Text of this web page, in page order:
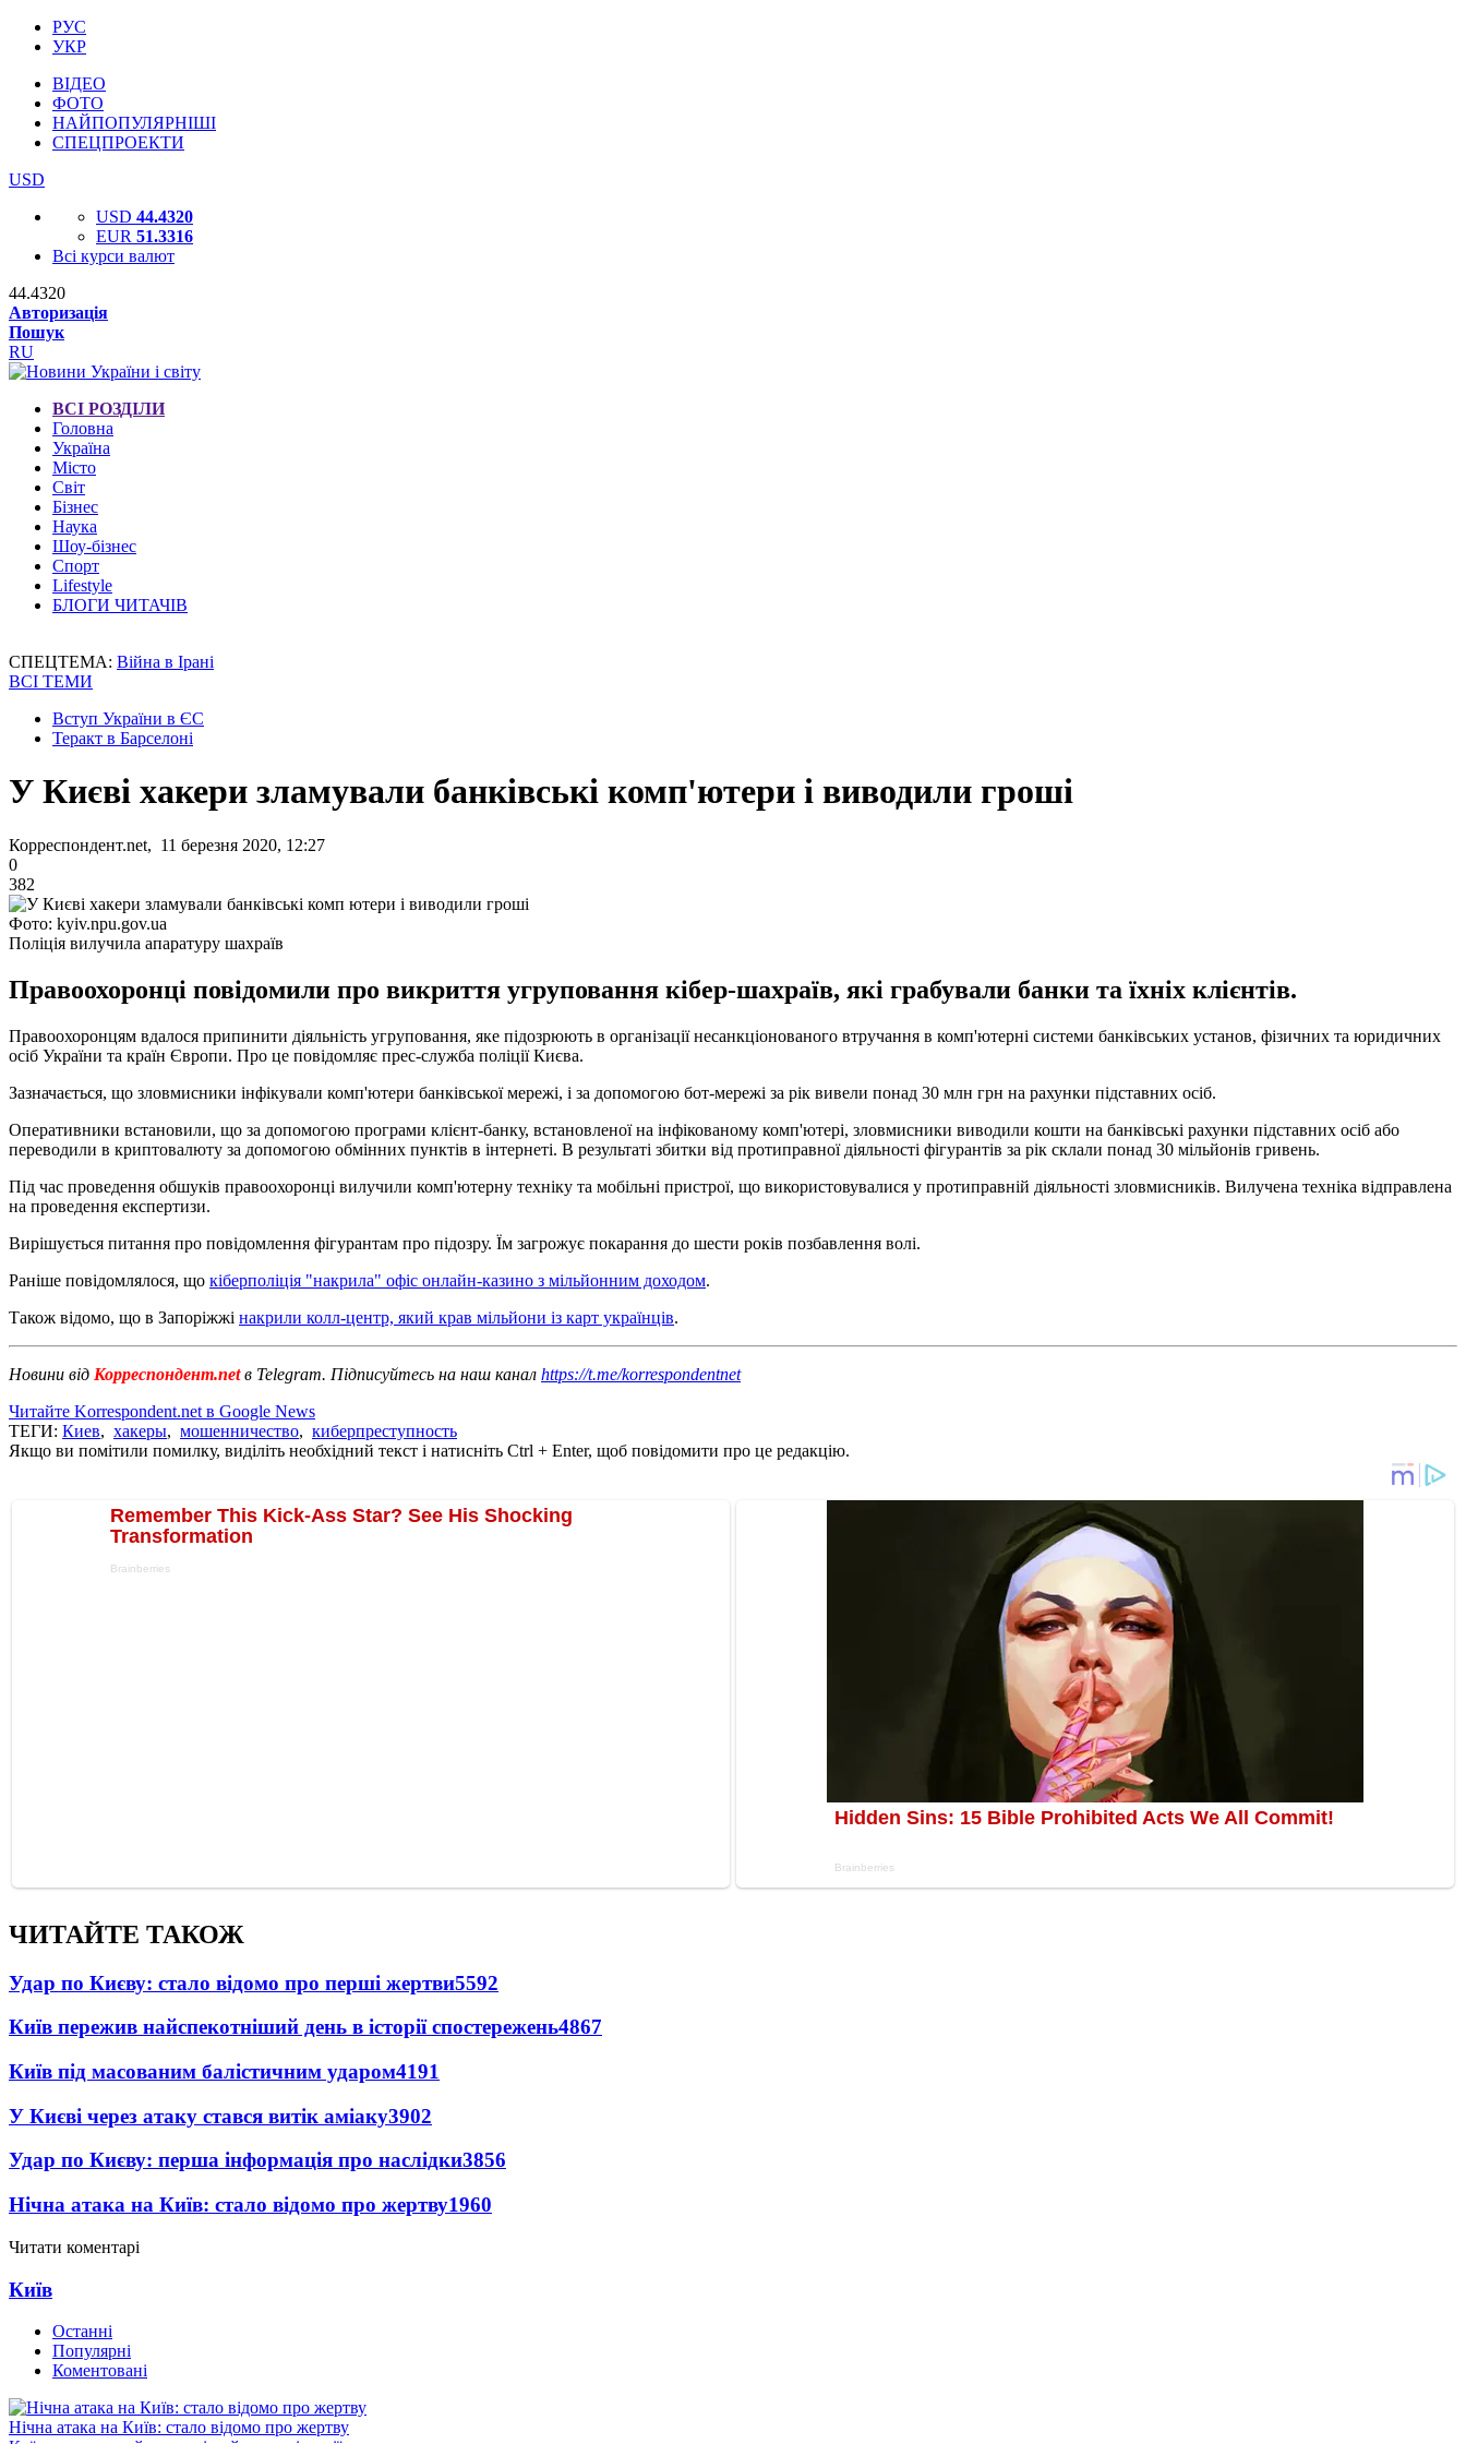
РУС
УКР
ВІДЕО
ФОТО
НАЙПОПУЛЯРНІШІ
СПЕЦПРОЕКТИ
USD
USD 44.4320
EUR 51.3316
Всі курси валют
44.4320
Авторизація
Пошук
RU
ВСІ РОЗДІЛИ
Головна
Україна
Місто
Світ
Бізнес
Наука
Шоу-бізнес
Спорт
Lifestyle
БЛОГИ ЧИТАЧІВ
СПЕЦТЕМА: Війна в Ірані
ВСІ ТЕМИ
Вступ України в ЄС
Теракт в Барселоні
У Києві хакери зламували банківські комп'ютери і виводили гроші
Корреспондент.net, 11 березня 2020, 12:27
0
382
Фото: kyiv.npu.gov.ua
Поліція вилучила апаратуру шахраїв
Правоохоронці повідомили про викриття угруповання кібер-шахраїв, які грабували банки та їхніх клієнтів.
Правоохоронцям вдалося припинити діяльність угруповання, яке підозрюють в організації несанкціонованого втручання в комп'ютерні системи банківських установ, фізичних та юридичних
осіб України та країн Європи. Про це повідомляє прес-служба поліції Києва.
Зазначається, що зловмисники інфікували комп'ютери банківської мережі, і за допомогою бот-мережі за рік вивели понад 30 млн грн на рахунки підставних осіб.
Оперативники встановили, що за допомогою програми клієнт-банку, встановленої на інфікованому комп'ютері, зловмисники виводили кошти на банківські рахунки підставних осіб або
переводили в криптовалюту за допомогою обмінних пунктів в інтернеті. В результаті збитки від протиправної діяльності фігурантів за рік склали понад 30 мільйонів гривень.
Під час проведення обшуків правоохоронці вилучили комп'ютерну техніку та мобільні пристрої, що використовувалися у протиправній діяльності зловмисників. Вилучена техніка відправлена ​​
на проведення експертизи.
Вирішується питання про повідомлення фігурантам про підозру. Їм загрожує покарання до шести років позбавлення волі.
Раніше повідомлялося, що кіберполіція "накрила" офіс онлайн-казино з мільйонним доходом.
Також відомо, що в Запоріжжі накрили колл-центр, який крав мільйони із карт українців.
Новини від Корреспондент.netв Telegram. Підписуйтесь на наш канал https://t.me/korrespondentnet
Читайте Korrespondent.net в Google News
ТЕГИ: Киев, хакеры, мошенничество, киберпреступность
Якщо ви помітили помилку, виділіть необхідний текст і натисніть Ctrl + Enter, щоб повідомити про це редакцію.
ЧИТАЙТЕ ТАКОЖ
Удар по Києву: стало відомо про перші жертви5592
Київ пережив найспекотніший день в історії спостережень4867
Київ під масованим балістичним ударом4191
У Києві через атаку стався витік аміаку3902
Удар по Києву: перша інформація про наслідки3856
Нічна атака на Київ: стало відомо про жертву1960
Читати коментарі
Київ
Останні
Популярні
Коментовані
Нічна атака на Київ: стало відомо про жертву